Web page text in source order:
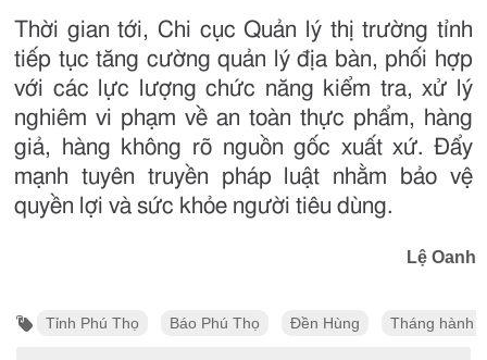
Thời gian tới, Chi cục Quản lý thị trường tỉnh
tiếp tục tăng cường quản lý địa bàn, phối hợp
với các lực lượng chức năng kiểm tra, xử lý
nghiêm vi phạm về an toàn thực phẩm, hàng
giả, hàng không rõ nguồn gốc xuất xứ. Đẩy
mạnh tuyên truyền pháp luật nhằm bảo vệ
quyền lợi và sức khỏe người tiêu dùng.
Lệ Oanh
Tỉnh Phú Thọ Báo Phú Thọ Đền Hùng Tháng hành